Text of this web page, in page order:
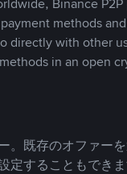
Binance
methods
directly with other
in an open
。既存のオファー
定することもできま